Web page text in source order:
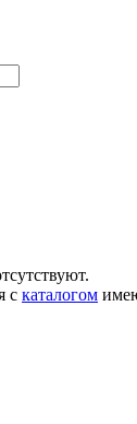
с каталогом